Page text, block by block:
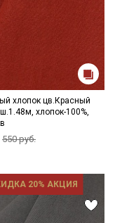
хлопок цв.Красный
ш.1.48м, хлопок-100%,
550 руб.
20% АКЦИЯ